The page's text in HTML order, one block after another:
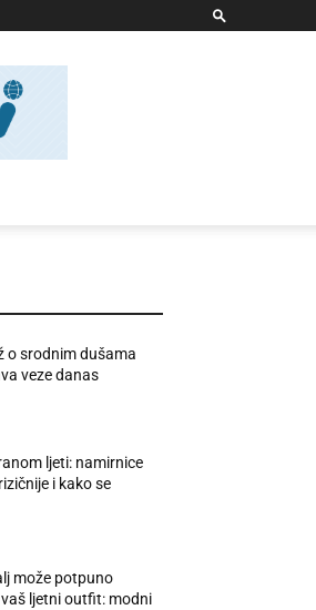
o srodnim dušama
veze danas
ljeti: namirnice
i kako se
može potpuno
ljetni outfit: modni